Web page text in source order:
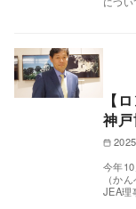
【
神戸
今年
（か
JEA理